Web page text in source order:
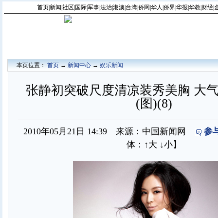
首页|新闻 社区 国际|军事|法治|港澳 台湾|侨网 华人 侨界|华报 华教| 财经|
本页位置：首页→新闻中心→娱乐新闻
张静初突破尺度清凉装秀美胸 大
(图)(8)
2010年05月21日 14:39 来源：中国新闻网
参
体： ↑大 ↓小】